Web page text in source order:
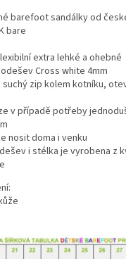
barefoot sandálkyod
bare
extra lehké a ohebné
Cross white 4mm
suchý zip kolem kotníku,
v případě potřeby
nosit doma i venku
i stélka je vyrobena z